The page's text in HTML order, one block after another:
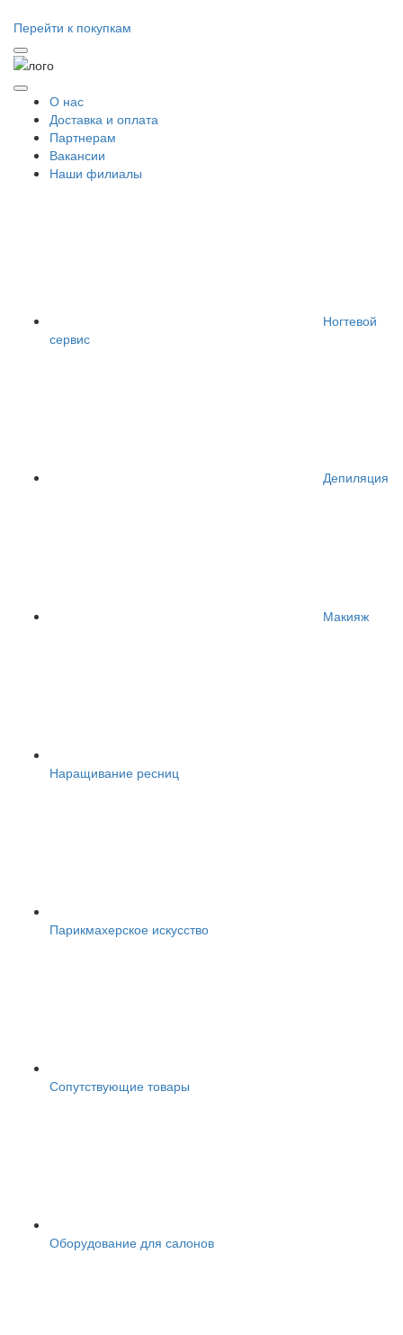
Перейти к покупкам
О нас
Доставка и оплата
Партнерам
Вакансии
Наши филиалы
Ногтевой
сервис
Депиляция
Макияж
Наращивание ресниц
Парикмахерское искусство
Сопутствующие товары
Оборудование для салонов